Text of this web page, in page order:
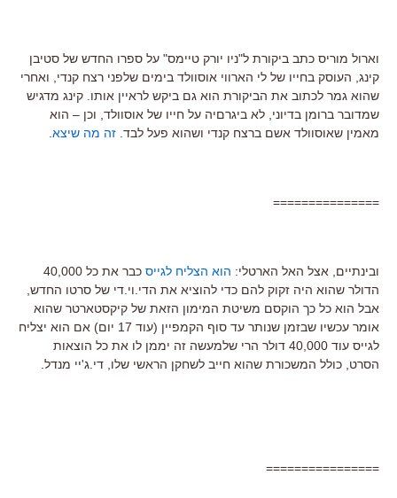
וארול מוריס כתב ביקורת ל"ניו יורק טיימס" על ספרו החדש של סטיבן
קינג, העוסק בחייו של לי הארווי אוסוולד בימים שלפני רצח קנדי, ואחרי
שהוא גמר לכתוב את הביקורת הוא גם ביקש לראיין אותו. קינג מדגיש
שמדובר ברומן בדיוני, לא ביגרםיה על חייו של אוסוולד, וכן – הוא
מאמין שאוסוולד אשם ברצח קנדי ושהוא פעל לבד. זה מה שיצא
===============
ובינתיים, אצל האל הארטלי: הוא הצליח לגייס
כבר את כל 40,000
הדולר שהוא היה זקוק להם כדי להוציא את הדי.וי.די של סרטו החדש,
אבל הוא כל כך הוקסם משיטת המימון הזאת של קיקסטארטר שהוא
אומר עכשיו שבזמן שנותר עד סוף הקמפיין (עוד 17 יום) אם הוא יצליח
לגייס עוד 40,000 דולר הרי שלמעשה זה יממן לו את כל הוצאות
הסרט, כולל המשכורת שהוא חייב לשחקן הראשי שלו, די.ג'יי מנדל.
================